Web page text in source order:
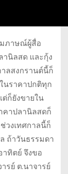
ภาษณ์ผู้สื่อ
านิลสด และกุ้ง
ลสงกรานต์นี้ก็
นราคาปกติทุก
ก็ยังขายใน
คาปลานิลสดก็
วงเทศกาลนี้ก็
ถ้าวันธรรมดา
าทิตย์ จึงขอ
รย์ ต.นาจารย์